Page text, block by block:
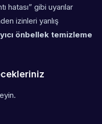
hatası” gibi uyarılar
izinleri yanlış
önbellek temizleme